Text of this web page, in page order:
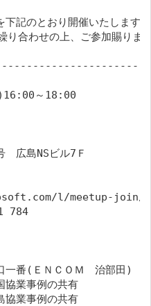
記のとおり開催いたします。
り合わせの上、ご参加賜りま
～18:00
広島NSビル7Ｆ
l/meetup-join/
784
(ＥＮＣＯＭ　治部田)
業事例の共有
業事例の共有